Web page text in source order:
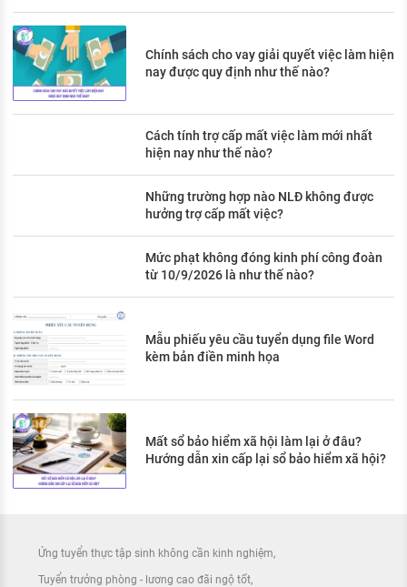
Chính sách cho vay giải quyết việc làm hiện
nay được quy định như thế nào?
Cách tính trợ cấp mất việc làm mới nhất
hiện nay như thế nào?
Những trường hợp nào NLĐ không được
hưởng trợ cấp mất việc?
Mức phạt không đóng kinh phí công đoàn
từ 10/9/2026 là như thế nào?
Mẫu phiếu yêu cầu tuyển dụng file Word
kèm bản điền minh họa
Mất sổ bảo hiểm xã hội làm lại ở đâu?
Hướng dẫn xin cấp lại sổ bảo hiểm xã hội?
Ứng tuyển thực tập sinh không cần kinh nghiệm
Tuyển trưởng phòng - lương cao đãi ngộ tốt